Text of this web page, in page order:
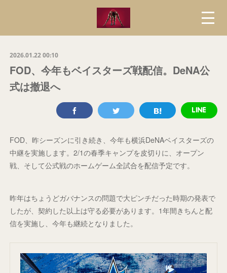
2026.01.22 00:10
FOD、今年もベイスターズ戦配信。DeNA公
式は撤退へ
FOD、昨シーズンに引き続き、今年も横浜DeNAベイスターズの
中継を実施します。2/1の春季キャンプを皮切りに、オープン
戦、そして公式戦のホームゲーム全試合を配信予定です。
昨年はちょうどガバナンスの問題で大ピンチだった時期の発表で
したが、契約した以上は守る必要があります。1年間きちんと配
信を実施し、今年も継続となりました。